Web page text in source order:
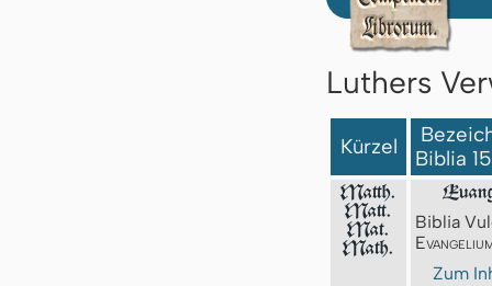
Luthers
Kürzel
Biblia
Matth.
Matt.
Mat.
Math.
Biblia
Zum